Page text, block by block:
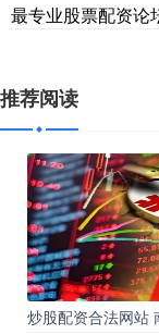
最专业股票配资论
推荐阅读
炒股配资合法网站